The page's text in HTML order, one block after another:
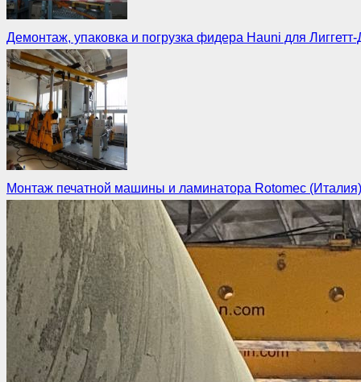
Демонтаж, упаковка и погрузка фидера Hauni для Лиггетт-
Монтаж печатной машины и ламинатора Rotomec
Монтаж
Демонтаж
Такелаж
Перемещение